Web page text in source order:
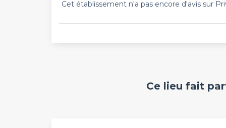
Cet établissement n'a pas encore d'avis sur
Ce lieu fait